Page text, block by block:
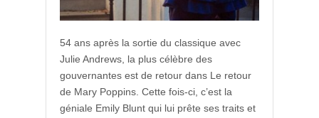
54 ans après la sortie du classique avec
Julie Andrews, la plus célèbre des
gouvernantes est de retour dans Le retour
de Mary Poppins. Cette fois-ci, c’est la
géniale Emily Blunt qui lui prête ses traits et